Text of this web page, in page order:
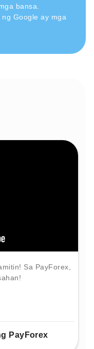
bansa.
Google ay mga
Sa PayForex,
PayForex